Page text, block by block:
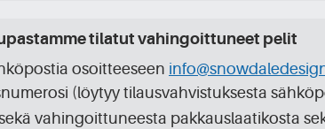
tilatut vahingoittuneet pelit
osoitteeseen
(löytyy tilausvahvistuksesta
vahingoittuneesta pakkauslaatikosta